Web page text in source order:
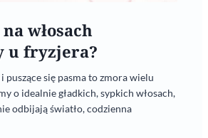
włosach
u fryzjera?
puszące się pasma to zmora wielu
o idealnie gładkich, sypkich włosach,
odbijają światło, codzienna